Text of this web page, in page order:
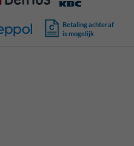
Betaling achteraf
is mogelijk